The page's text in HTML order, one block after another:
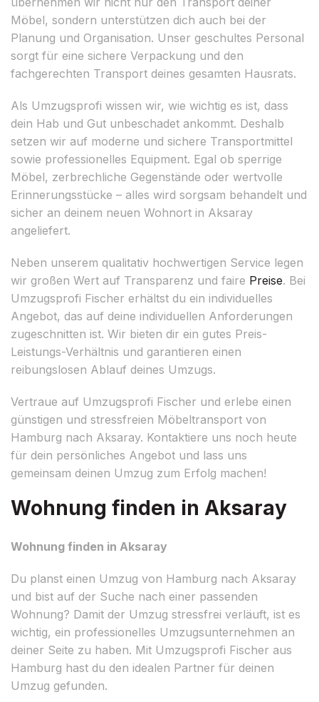
Möbel, sondern unterstützen dich auch bei der
Planung und Organisation. Unser geschultes Personal
sorgt für eine sichere Verpackung und den
fachgerechten Transport deines gesamten Hausrats.
Als Umzugsprofi wissen wir, wie wichtig es ist, dass
dein Hab und Gut unbeschadet ankommt. Deshalb
setzen wir auf moderne und sichere Transportmittel
sowie professionelles Equipment. Egal ob sperrige
Möbel, zerbrechliche Gegenstände oder wertvolle
Erinnerungsstücke – alles wird sorgsam behandelt und
sicher an deinem neuen Wohnort in Aksaray
angeliefert.
Neben unserem qualitativ hochwertigen Service legen
wir großen Wert auf Transparenz und faire Preise. Bei
Umzugsprofi Fischer erhältst du ein individuelles
Angebot, das auf deine individuellen Anforderungen
zugeschnitten ist. Wir bieten dir ein gutes Preis-
Leistungs-Verhältnis und garantieren einen
reibungslosen Ablauf deines Umzugs.
Vertraue auf Umzugsprofi Fischer und erlebe einen
günstigen und stressfreien Möbeltransport von
Hamburg nach Aksaray. Kontaktiere uns noch heute
für dein persönliches Angebot und lass uns
gemeinsam deinen Umzug zum Erfolg machen!
Wohnung finden in Aksaray
Wohnung finden in Aksaray
Du planst einen Umzug von Hamburg nach Aksaray
und bist auf der Suche nach einer passenden
Wohnung? Damit der Umzug stressfrei verläuft, ist es
wichtig, ein professionelles Umzugsunternehmen an
deiner Seite zu haben. Mit Umzugsprofi Fischer aus
Hamburg hast du den idealen Partner für deinen
Umzug gefunden.